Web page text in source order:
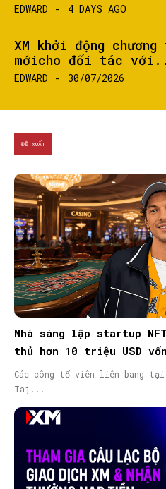
EDWARD - 4 DAYS AGO
XM khởi động
mớicho đối tác
EDWARD - 30/07/2026
ĐỀ XUẤT
Nhà sáng lập startup
thủ hơn 10 triệu USD
Các công tố viên liên bang
Taj...